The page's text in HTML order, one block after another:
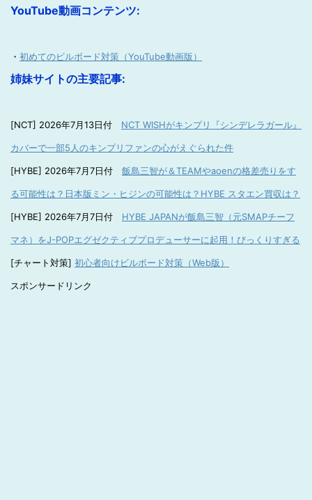
YouTube動画コンテンツ:
・ 初めてのビルボード対策（YouTube動画版）
姉妹サイトの主要記事:
[NCT] 2026年7月13日付 NCT WISHがキンプリ『シンデレラガール』
カバーで一部5人のキンプリファンの心がえぐられた件
[HYBE] 2026年7月7日付 飯島三智が＆TEAMやaoenの格差売りをす
る可能性は？日本版ミン・ヒジンの可能性は？HYBE スタエン買収は？
[HYBE] 2026年7月7日付 HYBE JAPANが飯島三智（元SMAPチーフ
マネ）をJ-POPエグゼクティブプロデューサーに起用！びっくりすぎる
[チャート対策] 初心者向けビルボード対策（Web版）
スポンサードリンク